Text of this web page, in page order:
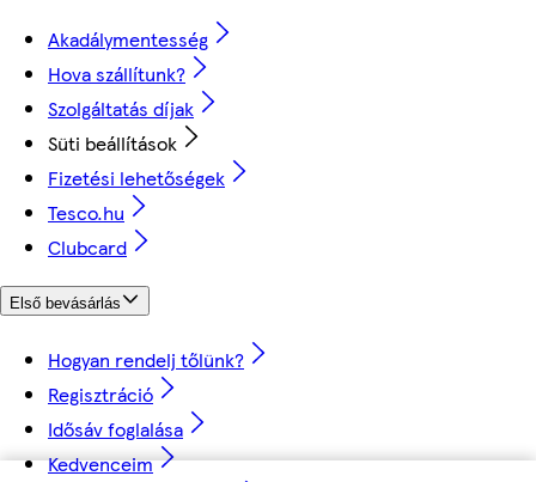
Akadálymentesség
Hova szállítunk?
Szolgáltatás díjak
Süti beállítások
Fizetési lehetőségek
Tesco.hu
Clubcard
Első bevásárlás
Hogyan rendelj tőlünk?
Regisztráció
Idősáv foglalása
Kedvenceim